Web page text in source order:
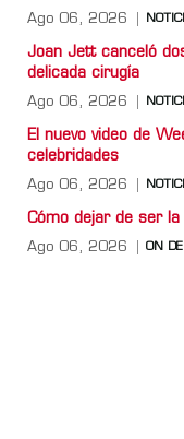
Ago 06, 2026
Joan Jett canceló
delicada cirugía
Ago 06, 2026
El nuevo video de
celebridades
Ago 06, 2026
Cómo dejar de ser
Ago 06, 2026 ON